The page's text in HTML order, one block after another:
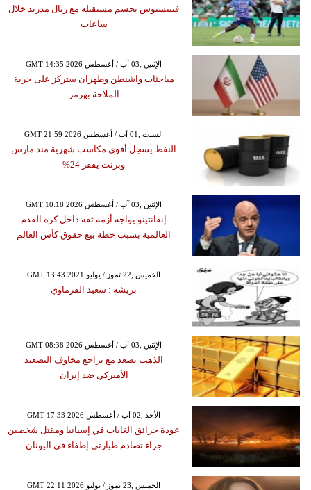
فينيسيوس يحسم مستقبله مع ريال مدريد خلال
ساعات
GMT 14:35 2026 الإثنين ,03 آب / أغسطس
مباحثات واشنطن وطهران ستركز على حرية
الملاحة بهرمز
GMT 21:59 2026 السبت ,01 آب / أغسطس
النفط يسجل أقوى مكاسب شهرية منذ مارس
وبرنت يقفز 24%
GMT 10:18 2026 الإثنين ,03 آب / أغسطس
إنفانتينو يواجه أزمة ثقة داخل كرة القدم
العالمية بسبب خطة بيع حقوق كأس العالم
GMT 13:43 2021 الخميس ,22 تموز / يوليو
بريشة : سعيد الفرماوي
GMT 08:38 2026 الإثنين ,03 آب / أغسطس
الذهب يصعد مع تراجع مخاوف التصعيد
الأميركي ضد إيران
GMT 17:33 2026 الأحد ,02 آب / أغسطس
عودة حرائق الغابات في إسبانيا ومقتل شخصين
جراء تصادم طيارتي إطفاء في اليونان
GMT 22:11 2026 الخميس ,23 تموز / يوليو